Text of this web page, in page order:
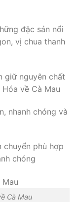
đặc sản nổi
vị chua thanh
giữ nguyên chất
về Cà Mau
nhanh chóng và
chuyển phù hợp
chóng
Cà Mau